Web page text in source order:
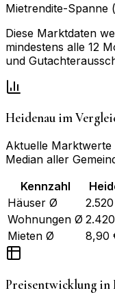
Mietrendite-Spanne
Diese Marktdaten
mindestens alle 12
und
Heidenau im
Aktuelle Marktwerte
Median aller
Kennzahl
Häuser Ø
Wohnungen Ø
Mieten Ø
8,90
Preisentwicklung in